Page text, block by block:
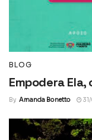
BLOG
Empodera
By Amanda Bonetto